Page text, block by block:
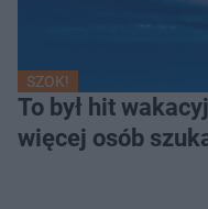
SZOK!
To był hit
więcej osób